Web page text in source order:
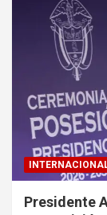
Presidente